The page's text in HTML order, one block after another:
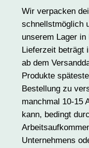
Wir verpacken
schnellstmöglich
unserem Lager
Lieferzeit beträgt
ab dem
Produkte
Bestellung zu
manchmal 10-15
kann, bedingt
Unternehmens